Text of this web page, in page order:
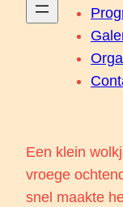
Een klein
vroege
snel maakte